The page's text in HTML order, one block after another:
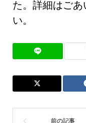
た。詳細はご
い。